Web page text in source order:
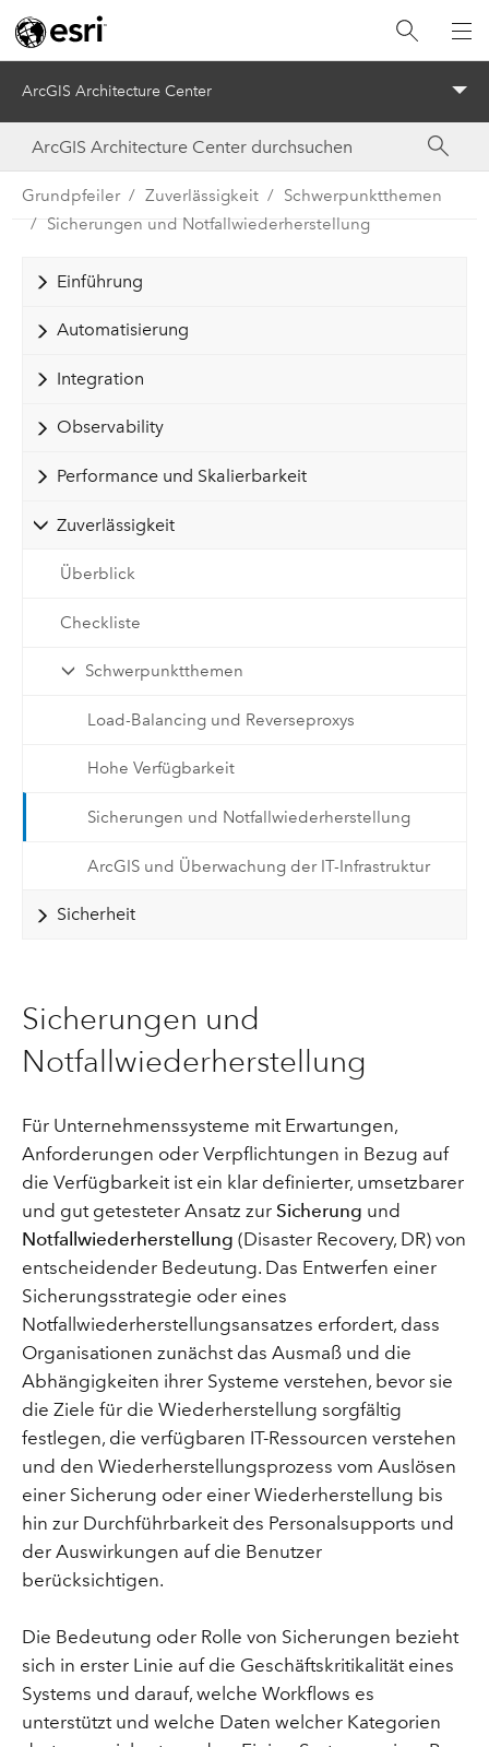
ArcGIS Architecture Center
Grundpfeiler Zuverlässigkeit
Schwerpunktthemen
Sicherungen und Notfallwiederherstellung
Einführung
Automatisierung
Integration
Observability
Performance und Skalierbarkeit
Zuverlässigkeit
Überblick
Checkliste
Schwerpunktthemen
Load-Balancing und Reverseproxys
Hohe Verfügbarkeit
Sicherungen und Notfallwiederherstellung
ArcGIS und Überwachung der IT-Infrastruktur
Sicherheit
Sicherungen und
Notfallwiederherstellung
Für Unternehmenssysteme mit Erwartungen,
Anforderungen oder Verpflichtungen in Bezug auf
die Verfügbarkeit ist ein klar definierter, umsetzbarer
und gut getesteter Ansatz zur Sicherung und
Notfallwiederherstellung (Disaster Recovery, DR) von
entscheidender Bedeutung. Das Entwerfen einer
Sicherungsstrategie oder eines
Notfallwiederherstellungsansatzes erfordert, dass
Organisationen zunächst das Ausmaß und die
Abhängigkeiten ihrer Systeme verstehen, bevor sie
die Ziele für die Wiederherstellung sorgfältig
festlegen, die verfügbaren IT-Ressourcen verstehen
und den Wiederherstellungsprozess vom Auslösen
einer Sicherung oder einer Wiederherstellung bis
hin zur Durchführbarkeit des Personalsupports und
der Auswirkungen auf die Benutzer
berücksichtigen.
Die Bedeutung oder Rolle von Sicherungen bezieht
sich in erster Linie auf die Geschäftskritikalität eines
Systems und darauf, welche Workflows es
unterstützt und welche Daten welcher Kategorien